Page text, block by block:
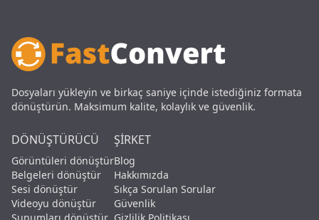
Dosyaları yükleyin ve birkaç saniye içinde istediğiniz formata
dönüştürün. Maksimum kalite, kolaylık ve güvenlik.
DÖNÜŞTÜRÜCÜ
Görüntüleri dönüştür
Belgeleri dönüştür
Sesi dönüştür
Videoyu dönüştür
ŞIRKET
Blog
Hakkımızda
Sıkça Sorulan Sorular
Güvenlik